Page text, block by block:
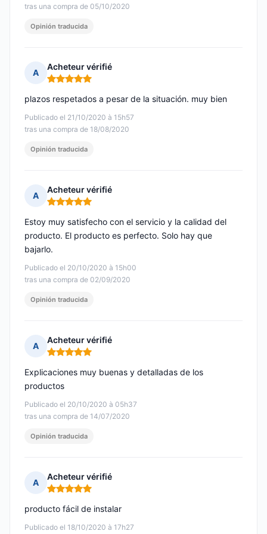
tras una compra de 05/10/2020
Opinión traducida
A
Acheteur vérifié
Nota: 5 de 5
Publicado el 21/10/2020 à 15h57
tras una compra de 18/08/2020
plazos respetados a pesar de la situación. muy bien
Opinión traducida
A
Acheteur vérifié
Nota: 5 de 5
Publicado el 20/10/2020 à 15h00
tras una compra de 02/09/2020
Estoy muy satisfecho con el servicio y la calidad del
producto. El producto es perfecto. Solo hay que
bajarlo.
Opinión traducida
A
Acheteur vérifié
Nota: 5 de 5
Publicado el 20/10/2020 à 05h37
tras una compra de 14/07/2020
Explicaciones muy buenas y detalladas de los
productos
Opinión traducida
A
Acheteur vérifié
Nota: 5 de 5
Publicado el 18/10/2020 à 17h27
producto fácil de instalar